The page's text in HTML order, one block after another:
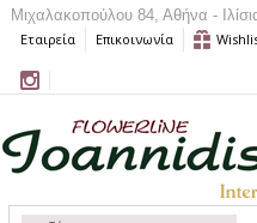
Μιχαλακοπούλου 84, Αθήνα -
Εταιρεία
Επικοινωνία